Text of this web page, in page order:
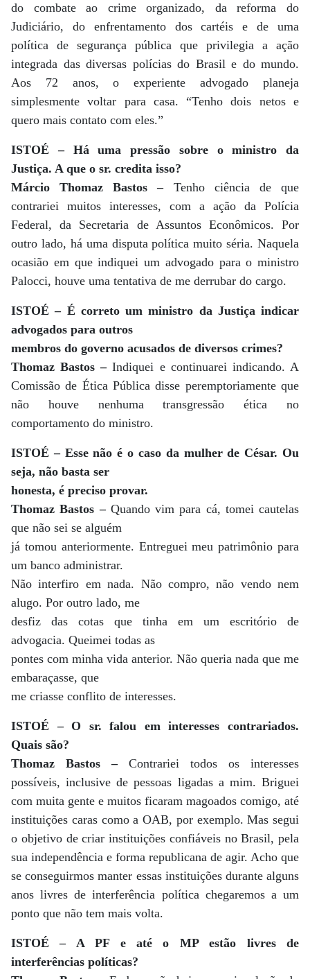
do combate ao crime organizado, da reforma do
Judiciário, do enfrentamento dos cartéis e de uma
política de segurança pública que privilegia a ação
integrada das diversas polícias do Brasil e do mundo.
Aos 72 anos, o experiente advogado planeja
simplesmente voltar para casa. “Tenho dois netos e
quero mais contato com eles.”
ISTOÉ – Há uma pressão sobre o ministro da
Justiça. A que o sr. credita isso?
Márcio Thomaz Bastos – Tenho ciência de que
contrariei muitos interesses, com a ação da Polícia
Federal, da Secretaria de Assuntos Econômicos. Por
outro lado, há uma disputa política muito séria. Naquela
ocasião em que indiquei um advogado para o ministro
Palocci, houve uma tentativa de me derrubar do cargo.
ISTOÉ – É correto um ministro da Justiça indicar
advogados para outros
membros do governo acusados de diversos crimes?
Thomaz Bastos –Indiquei e continuarei indicando. A
Comissão de Ética Pública disse peremptoriamente que
não houve nenhuma transgressão ética no
comportamento do ministro.
ISTOÉ – Esse não é o caso da mulher de César. Ou
seja, não basta ser
honesta, é preciso provar.
Thomaz Bastos –Quando vim para cá, tomei cautelas
que não sei se alguém
já tomou anteriormente. Entreguei meu patrimônio para
um banco administrar.
Não interfiro em nada. Não compro, não vendo nem
alugo. Por outro lado, me
desfiz das cotas que tinha em um escritório de
advogacia. Queimei todas as
pontes com minha vida anterior. Não queria nada que me
embaraçasse, que
me criasse conflito de interesses.
ISTOÉ – O sr. falou em interesses contrariados.
Quais são?
Thomaz Bastos –Contrariei todos os interesses
possíveis, inclusive de pessoas ligadas a mim. Briguei
com muita gente e muitos ficaram magoados comigo, até
instituições caras como a OAB, por exemplo. Mas segui
o objetivo de criar instituições confiáveis no Brasil, pela
sua independência e forma republicana de agir. Acho que
se conseguirmos manter essas instituições durante alguns
anos livres de interferência política chegaremos a um
ponto que não tem mais volta.
ISTOÉ – A PF e até o MP estão livres de
interferências políticas?